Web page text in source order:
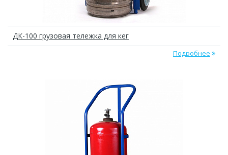
ДК-100 грузовая тележка для кег
Подробнее